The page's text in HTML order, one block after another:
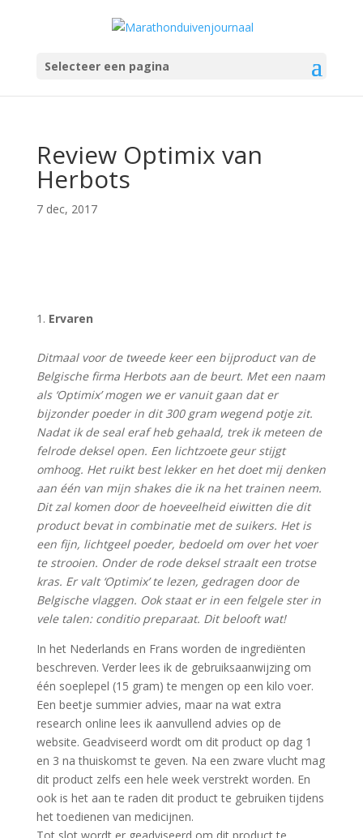
Selecteer een pagina
Review Optimix van
Herbots
7 dec, 2017
Ervaren
Ditmaal voor de tweede keer een bijproduct van de
Belgische firma Herbots aan de beurt. Met een naam
als ‘Optimix’ mogen we er vanuit gaan dat er
bijzonder poeder in dit 300 gram wegend potje zit.
Nadat ik de seal eraf heb gehaald, trek ik meteen de
felrode deksel open. Een lichtzoete geur stijgt
omhoog. Het ruikt best lekker en het doet mij denken
aan één van mijn shakes die ik na het trainen neem.
Dit zal komen door de hoeveelheid eiwitten die dit
product bevat in combinatie met de suikers. Het is
een fijn, lichtgeel poeder, bedoeld om over het voer
te strooien. Onder de rode deksel straalt een trotse
kras. Er valt ‘Optimix’ te lezen, gedragen door de
Belgische vlaggen. Ook staat er in een felgele ster in
vele talen: conditio preparaat. Dit belooft wat!
In het Nederlands en Frans worden de ingrediënten
beschreven. Verder lees ik de gebruiksaanwijzing om
één soeplepel (15 gram) te mengen op een kilo voer.
Een beetje summier advies, maar na wat extra
research online lees ik aanvullend advies op de
website. Geadviseerd wordt om dit product op dag 1
en 3 na thuiskomst te geven. Na een zware vlucht mag
dit product zelfs een hele week verstrekt worden. En
ook is het aan te raden dit product te gebruiken tijdens
het toedienen van medicijnen.